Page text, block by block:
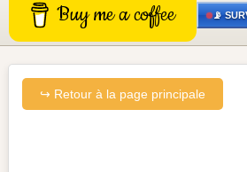
Buy me a coffee 📡
↪ Retour à la page principale